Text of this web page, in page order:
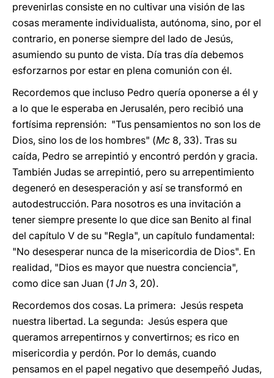
prevenirlas consiste en no cultivar una visión de las
cosas meramente individualista, autónoma, sino, por el
contrario, en ponerse siempre del lado de Jesús,
asumiendo su punto de vista. Día tras día debemos
esforzarnos por estar en plena comunión con él.
Recordemos que incluso Pedro quería oponerse a él y
a lo que le esperaba en Jerusalén, pero recibió una
fortísima reprensión: "Tus pensamientos no son los de
Dios, sino los de los hombres" (Mc 8, 33). Tras su
caída, Pedro se arrepintió y encontró perdón y gracia.
También Judas se arrepintió, pero su arrepentimiento
degeneró en desesperación y así se transformó en
autodestrucción. Para nosotros es una invitación a
tener siempre presente lo que dice san Benito al final
del capítulo V de su "Regla", un capítulo fundamental:
"No desesperar nunca de la misericordia de Dios". En
realidad, "Dios es mayor que nuestra conciencia",
como dice san Juan (1 Jn 3, 20).
Recordemos dos cosas. La primera: Jesús respeta
nuestra libertad. La segunda: Jesús espera que
queramos arrepentirnos y convertirnos; es rico en
misericordia y perdón. Por lo demás, cuando
pensamos en el papel negativo que desempeñó Judas,